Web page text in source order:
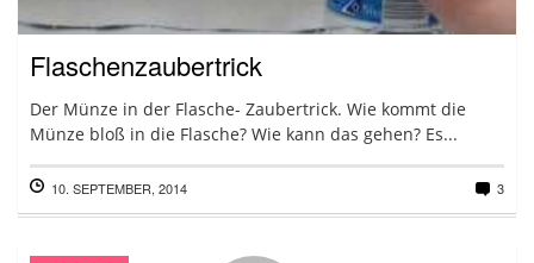
Flaschenzaubertrick
Der Münze in der Flasche- Zaubertrick. Wie kommt die
Münze bloß in die Flasche? Wie kann das gehen? Es...
10. SEPTEMBER, 2014 3